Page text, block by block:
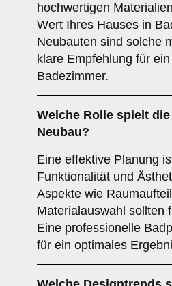
hochwertigen
Wert Ihres Hauses in
Neubauten sind solche
klare Empfehlung für
Badezimmer.
Welche Rolle spielt
Neubau?
Eine effektive Planung
Funktionalität und
Aspekte wie
Materialauswahl sollten
Eine professionelle
für ein optimales